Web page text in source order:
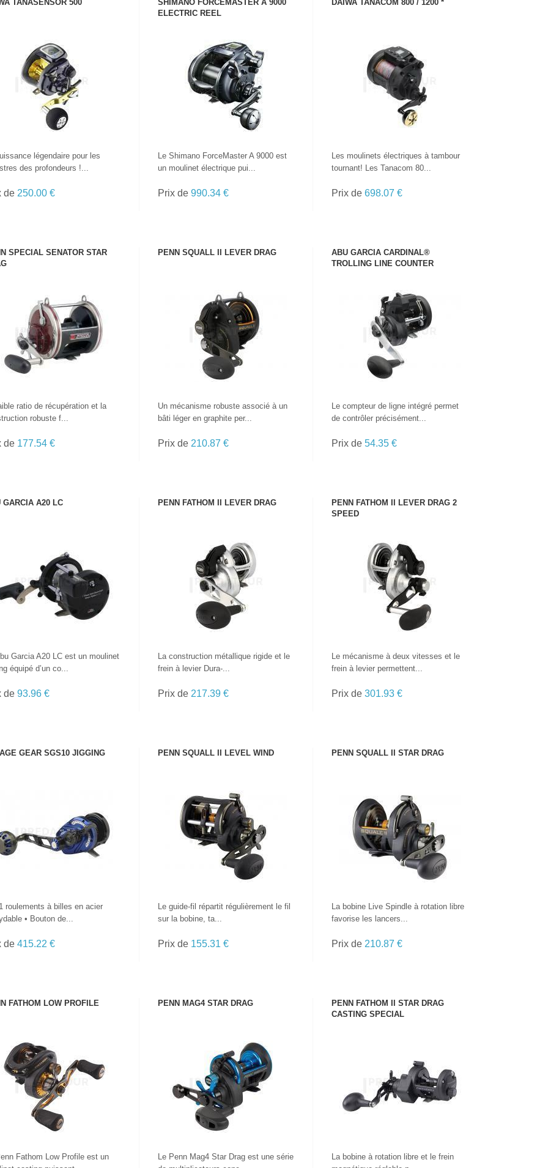
TANASENSOR 500
VOIR LE PRODUIT
légendaire pour les
des profondeurs !...
de 250.00 €
SHIMANO FORCEMASTER A 9000
ELECTRIC REEL
VOIR LE PRODUIT
Le Shimano ForceMaster A 9000 est
un moulinet électrique pui...
Prix de 990.34 €
DAIWA TANACOM 800 / 1200 *
VOIR LE PRODUIT
Les moulinets électriques à tambour
tournant! Les Tanacom 80...
Prix de698.07 €
SPECIAL SENATOR STAR
VOIR LE PRODUIT
ratio de récupération et la
robuste f...
de 177.54 €
PENN SQUALL II LEVER DRAG
VOIR LE PRODUIT
Un mécanisme robuste associé à un
bâti léger en graphite per...
Prix de 210.87 €
ABU GARCIA CARDINAL®
TROLLING LINE COUNTER
VOIR LE PRODUIT
Le compteur de ligne intégré permet
de contrôler précisément...
Prix de54.35 €
GARCIA A20 LC
VOIR LE PRODUIT
Garcia A20 LC est un moulinet
équipé d’un co...
de 93.96 €
PENN FATHOM II LEVER DRAG
VOIR LE PRODUIT
La construction métallique rigide et le
frein à levier Dura-...
Prix de 217.39 €
PENN FATHOM II LEVER DRAG 2
SPEED
VOIR LE PRODUIT
Le mécanisme à deux vitesses et le
frein à levier permettent...
Prix de301.93 €
GEAR SGS10 JIGGING
VOIR LE PRODUIT
roulements à billes en acier
• Bouton de...
de 415.22 €
PENN SQUALL II LEVEL WIND
VOIR LE PRODUIT
Le guide-fil répartit régulièrement le fil
sur la bobine, ta...
Prix de 155.31 €
PENN SQUALL II STAR DRAG
VOIR LE PRODUIT
La bobine Live Spindle à rotation libre
favorise les lancers...
Prix de 210.87 €
FATHOM LOW PROFILE
VOIR LE PRODUIT
Fathom Low Profile est un
PENN MAG4 STAR DRAG
VOIR LE PRODUIT
Le Penn Mag4 Star Drag est une série
PENN FATHOM II STAR DRAG
CASTING SPECIAL
VOIR LE PRODUIT
La bobine à rotation libre et le frein